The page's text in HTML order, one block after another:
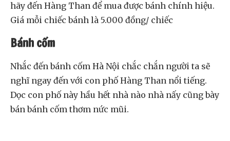
hãy đến Hàng Than để mua được bánh chính hiệu.
Giá mỗi chiếc bánh là 5.000 đồng/ chiếc
Bánh cốm
Nhắc đến bánh cốm Hà Nội chắc chắn người ta sẽ
nghĩ ngay đến với con phố Hàng Than nổi tiếng.
Dọc con phố này hầu hết nhà nào nhà nấy cũng bày
bán bánh cốm thơm nức mũi.